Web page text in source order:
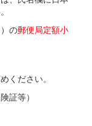
の郵便局定額小
ださい。
等）